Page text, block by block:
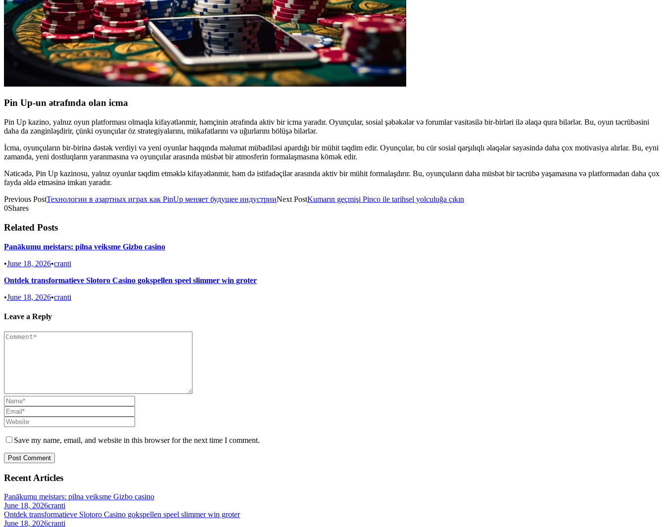
Pin Up-un ətrafında olan icma
Pin Up kazino, yalnız oyun platforması olmaqla kifayətlənmir, həmçinin ətrafında aktiv bir icma yaradır. Oyunçular, sosial şəbəkələr və forumlar vasitəsilə bir-birləri ilə əlaqə qura bilərlər. Bu, oyun təcrübəsini
daha da zənginləşdirir, çünki oyunçular öz strategiyalarını, mükafatlarını və uğurlarını bölüşə bilərlər.
İcma, oyunçuların bir-birinə dəstək verdiyi və yeni oyunlar haqqında məlumat mübadiləsi apardığı bir mühit təqdim edir. Oyunçular, bu cür sosial qarşılıqlı əlaqələr sayəsində daha çox motivasiya alırlar. Bu, eyni
zamanda, yeni dostluqların yaranmasına və oyunçular arasında müsbət bir atmosferin formalaşmasına kömək edir.
Nəticədə, Pin Up kazinosu, yalnız oyunlar təqdim etməklə kifayətlənmir, həm də istifadəçilər arasında aktiv bir mühit formalaşdırır. Bu, oyunçuların daha müsbət bir təcrübə yaşamasına və platformadan daha çox
fayda əldə etməsinə imkan yaradır.
Previous PostТехнологии в азартных играх как PinUp меняет будущее индустрииNext PostKumarın geçmişi Pinco ile tarihsel yolculuğa çıkın
0Shares
Related Posts
Panākumu meistars: pilna veiksme Gizbo casino
•June 18, 2026•cranti
Ontdek transformatieve Slotoro Casino gokspellen speel slimmer win groter
•June 18, 2026•cranti
Leave a Reply
Save my name, email, and website in this browser for the next time I comment.
Recent Articles
Panākumu meistars: pilna veiksme Gizbo casino
June 18, 2026cranti
Ontdek transformatieve Slotoro Casino gokspellen speel slimmer win groter
June 18, 2026cranti